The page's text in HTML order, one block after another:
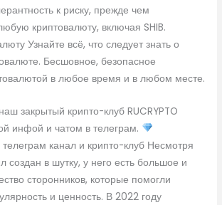
к риску, прежде чем
криптовалюту, включая SHIB.
Узнайте всё, что следует знать о
Бесшовное, безопасное
в любое время и в любом месте.
закрытый крипто-клуб RUCRYPTO
инфой и чатом в телеграм.
канал и крипто-клуб Несмотря
создан в шутку, у него есть большое и
сторонников, которые помогли
и ценность. В 2022 году